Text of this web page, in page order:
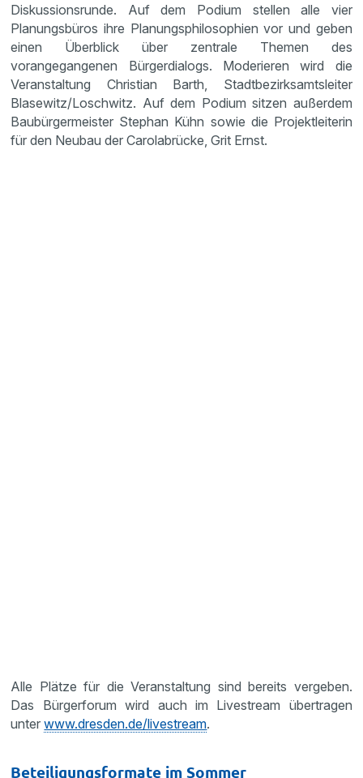
Diskussionsrunde. Auf dem Podium stellen alle vier
Planungsbüros ihre Planungsphilosophien vor und geben
einen Überblick über zentrale Themen des
vorangegangenen Bürgerdialogs. Moderieren wird die
Veranstaltung Christian Barth, Stadtbezirksamtsleiter
Blasewitz/Loschwitz. Auf dem Podium sitzen außerdem
Baubürgermeister Stephan Kühn sowie die Projektleiterin
für den Neubau der Carolabrücke, Grit Ernst.
Alle Plätze für die Veranstaltung sind bereits vergeben.
Das Bürgerforum wird auch im Livestream übertragen
unterwww.dresden.de/livestream.
Beteiligungsformate im Sommer